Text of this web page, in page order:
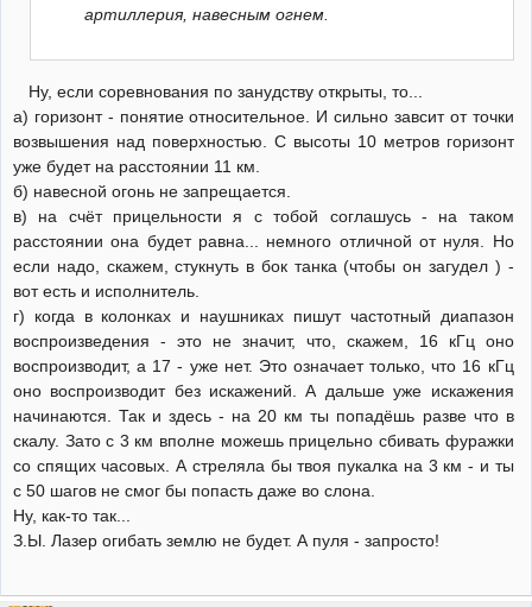
артиллерия, навесным огнем.
Ну, если соревнования по занудству открыты, то...
а) горизонт - понятие относительное. И сильно завсит от точки
возвышения над поверхностью. С высоты 10 метров горизонт
уже будет на расстоянии 11 км.
б) навесной огонь не запрещается.
в) на счёт прицельности я с тобой соглашусь - на таком
расстоянии она будет равна... немного отличной от нуля. Но
если надо, скажем, стукнуть в бок танка (чтобы он загудел ) -
вот есть и исполнитель.
г) когда в колонках и наушниках пишут частотный диапазон
воспроизведения - это не значит, что, скажем, 16 кГц оно
воспроизводит, а 17 - уже нет. Это означает только, что 16 кГц
оно воспроизводит без искажений. А дальше уже искажения
начинаются. Так и здесь - на 20 км ты попадёшь разве что в
скалу. Зато с 3 км вполне можешь прицельно сбивать фуражки
со спящих часовых. А стреляла бы твоя пукалка на 3 км - и ты
с 50 шагов не смог бы попасть даже во слона.
Ну, как-то так...
З.Ы. Лазер огибать землю не будет. А пуля - запросто!